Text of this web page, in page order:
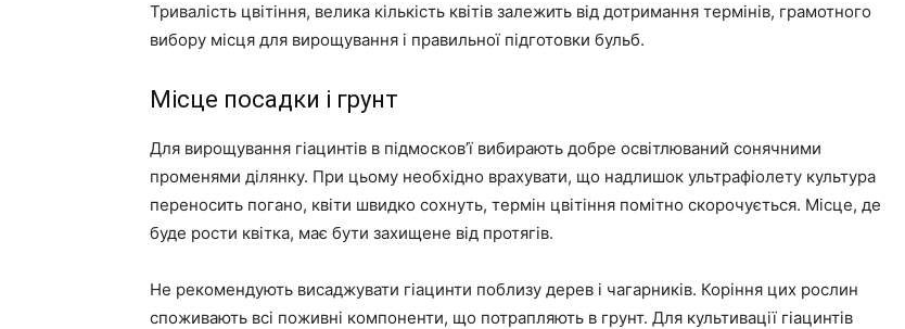
Тривалість цвітіння, велика кількість квітів залежить від дотримання термінів, грамотного
вибору місця для вирощування і правильної підготовки бульб.
Місце посадки і грунт
Для вирощування гіацинтів в підмосков’ї вибирають добре освітлюваний сонячними
променями ділянку. При цьому необхідно врахувати, що надлишок ультрафіолету культура
переносить погано, квіти швидко сохнуть, термін цвітіння помітно скорочується. Місце, де
буде рости квітка, має бути захищене від протягів.
Не рекомендують висаджувати гіацинти поблизу дерев і чагарників. Коріння цих рослин
споживають всі поживні компоненти, що потрапляють в грунт. Для культивації гіацинтів